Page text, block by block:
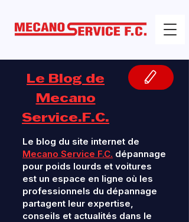
Le Blog de
Mecano
Service.F.C.
Le blog du site internet de
Mecano Service F.C. dépannage
pour poids lourds et voitures
est un espace en ligne où les
professionnels du dépannage
partagent leur expertise,
conseils et actualités dans le